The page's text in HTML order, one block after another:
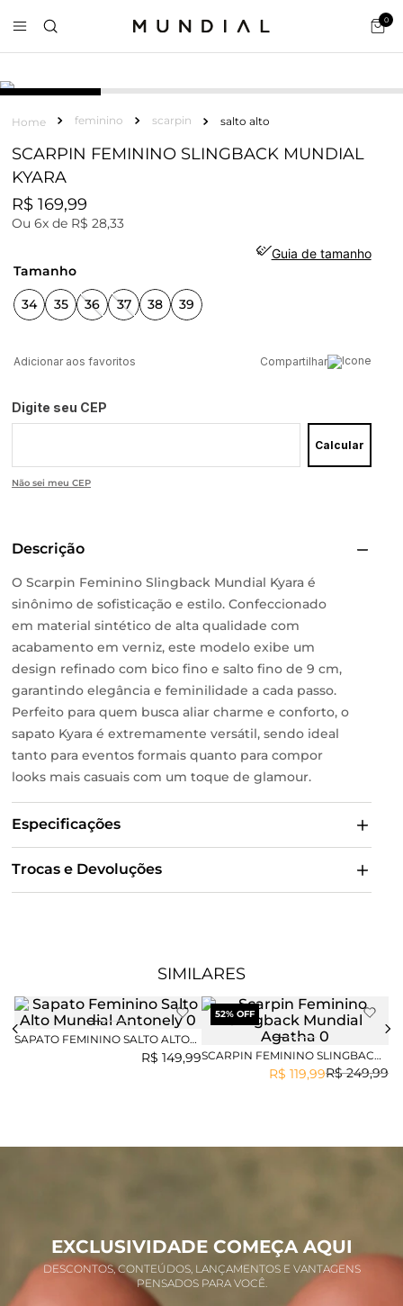
0
feminino scarpin salto alto
SCARPIN FEMININO SLINGBACK MUNDIAL
KYARA
R$ 169,99
Ou 6x de R$ 28,33
Guia de tamanho
tamanho
34 35 36 37 38 39
Compartilhar
Digite seu CEP
Calcular
Não sei meu CEP
Descrição
O Scarpin Feminino Slingback Mundial Kyara é
sinônimo de sofisticação e estilo. Confeccionado
em material sintético de alta qualidade com
acabamento em verniz, este modelo exibe um
design refinado com bico fino e salto fino de 9 cm,
garantindo elegância e feminilidade a cada passo.
Perfeito para quem busca aliar charme e conforto, o
sapato Kyara é extremamente versátil, sendo ideal
tanto para eventos formais quanto para compor
looks mais casuais com um toque de glamour.
Especificações
Trocas e Devoluções
SIMILARES
SAPATO FEMININO SALTO ALTO
R$ 149,99
52% OFF
SCARPIN FEMININO SLINGBACK
MUNDIAL AGATHA
R$ 249,99
R$ 119,99
EXCLUSIVIDADE COMEÇA AQUI
DESCONTOS, CONTEÚDOS, LANÇAMENTOS E VANTAGENS
PENSADOS PARA VOCÊ.